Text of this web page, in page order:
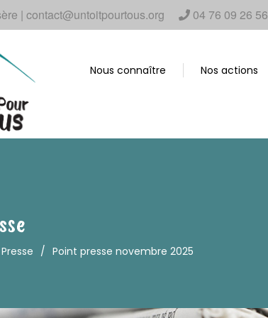
| contact@untoitpourtous.org 04 76 09 26 56
Nous connaître Nos actions
/ Point presse novembre 2025